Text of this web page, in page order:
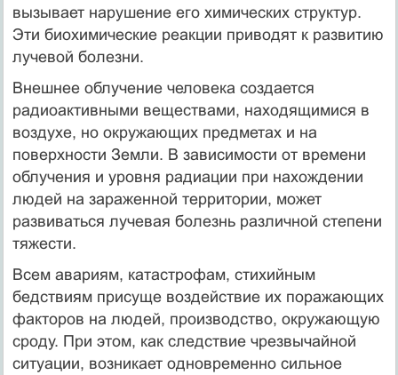
вызывает нарушение его химических структур.
Эти биохимические реакции приводят к развитию
лучевой болезни.
Внешнее облучение человека создается
радиоактивными веществами, находящимися в
воздухе, но окружающих предметах и на
поверхности Земли. В зависимости от времени
облучения и уровня радиации при нахождении
людей на зараженной территории, может
развиваться лучевая болезнь различной степени
тяжести.
Всем авариям, катастрофам, стихийным
бедствиям присуще воздействие их поражающих
факторов на людей, производство, окружающую
сроду. При этом, как следствие чрезвычайной
ситуации, возникает одновременно сильное